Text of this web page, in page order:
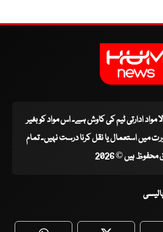
مواد ادارتی ٹیم کی کاوش ہے۔ اس مواد کو بغیر
استعمال یا نقل کرنا درست نہیں۔ تمام
ہیں © 2026